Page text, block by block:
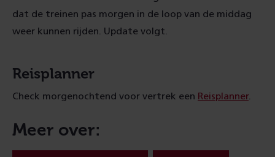
dat de treinen pas morgen in de loop van de middag
weer kunnen rijden. Update volgt.
Reisplanner
Check morgenochtend voor vertrek een Reisplanner.
Meer over: